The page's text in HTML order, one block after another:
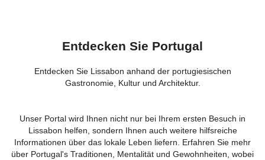
Entdecken Sie Portugal
Entdecken Sie Lissabon anhand der portugiesischen
Gastronomie, Kultur und Architektur.
Unser Portal wird Ihnen nicht nur bei Ihrem ersten Besuch in
Lissabon helfen, sondern Ihnen auch weitere hilfsreiche
Informationen über das lokale Leben liefern. Erfahren Sie mehr
über Portugal's Traditionen, Mentalität und Gewohnheiten, wobei